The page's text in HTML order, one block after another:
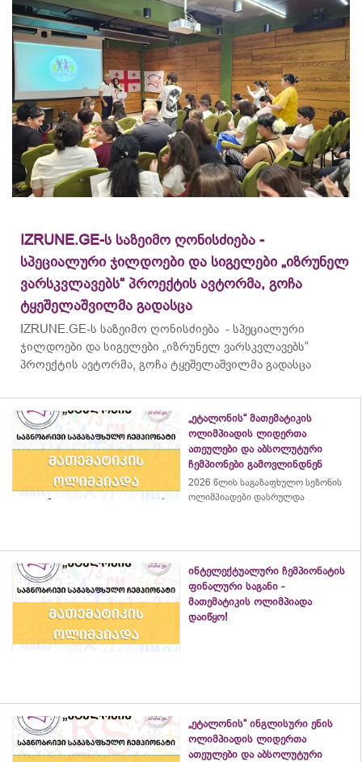
IZRUNE.GE-ს საზეიმო ღონისძიება -
სპეციალური ჯილდოები და სიგელები „იზრუნელ
ვარსკვლავებს“ პროექტის ავტორმა, გოჩა
ტყეშელაშვილმა გადასცა
IZRUNE.GE-ს საზეიმო ღონისძიება - სპეციალური
ჯილდოები და სიგელები „იზრუნელ ვარსკვლავებს“
პროექტის ავტორმა, გოჩა ტყეშელაშვილმა გადასცა
„ეტალონის“ მათემატიკის
ოლიმპიადის ლიდერთა
ათეულები და აბსოლუტური
ჩემპიონები გამოვლინდნენ
2026 წლის საგაზაფხულო სეზონის
ოლიმპიადები დასრულდა
ინტელექტუალური ჩემპიონატის
ფინალური საგანი -
მათემატიკის ოლიმპიადა
დაიწყო!
„ეტალონის“ ინგლისური ენის
ოლიმპიადის ლიდერთა
ათეულები და აბსოლუტური